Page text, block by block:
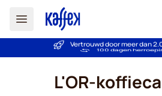
Prijsgarantie - Altijd
Vertrouwd door meer dan
L'OR-